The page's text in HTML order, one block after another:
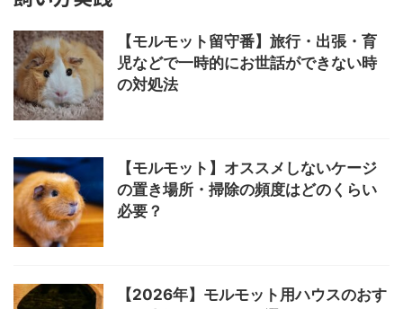
【モルモット留守番】旅行・出張・育
児などで一時的にお世話ができない時
の対処法
【モルモット】オススメしないケージ
の置き場所・掃除の頻度はどのくらい
必要？
【2026年】モルモット用ハウスのおす